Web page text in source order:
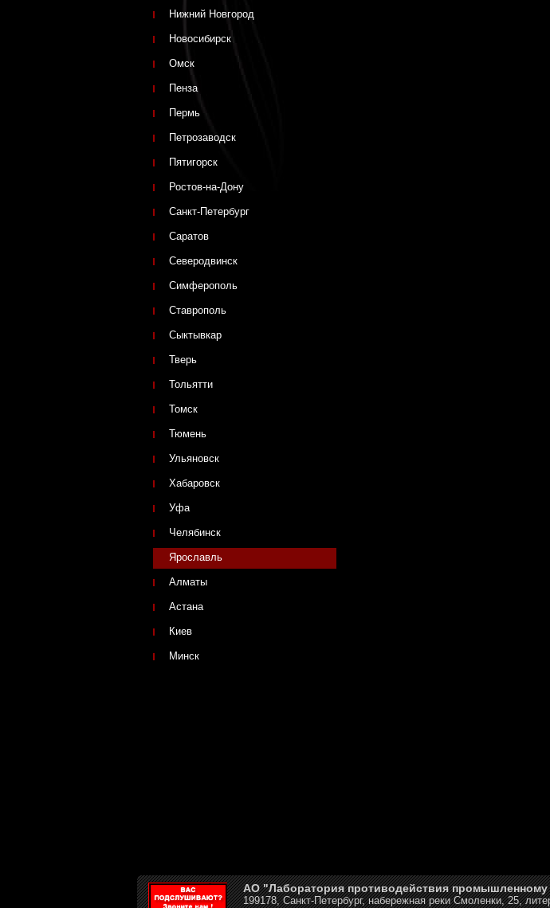
Нижний Новгород
Новосибирск
Омск
Пенза
Пермь
Петрозаводск
Пятигорск
Ростов-на-Дону
Санкт-Петербург
Саратов
Северодвинск
Симферополь
Ставрополь
Сыктывкар
Тверь
Тольятти
Томск
Тюмень
Ульяновск
Хабаровск
Уфа
Челябинск
Ярославль
Алматы
Астана
Киев
Минск
АО "Лаборатория противодействия
199178, Санкт-Петербург, набережная реки Смоленки, 25,